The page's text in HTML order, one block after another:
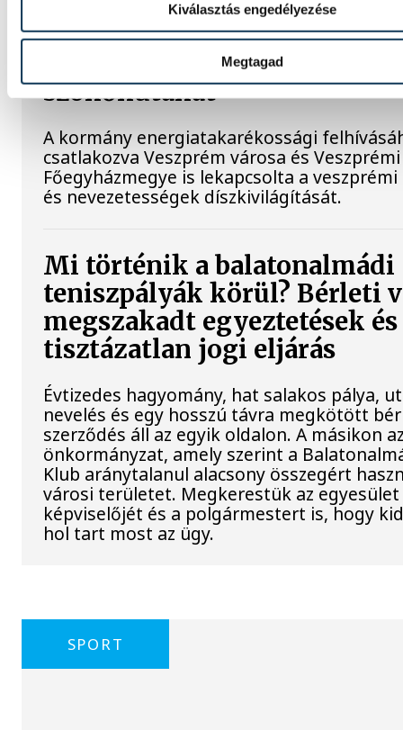
Kiválasztás engedélyezése
Megtagad
Lekapcsolják Veszprém
díszkivilágítását, elzárják a
szökőkutakat
A kormány energiatakarékossági
csatlakozva Veszprém városa és Veszprémi
Főegyházmegye is lekapcsolta a
és nevezetességek díszkivilágítását.
Mi történik a balatonalmádi
teniszpályák körül? Bérleti
megszakadt egyeztetések
tisztázatlan jogi eljárás
Évtizedes hagyomány, hat salakos pálya,
nevelés és egy hosszú távra megkötött
szerződés áll az egyik oldalon. A másikon
önkormányzat, amely szerint a
Klub aránytalanul alacsony összegért
városi területet. Megkerestük az
képviselőjét és a polgármestert is, hogy
hol tart most az ügy.
SPORT